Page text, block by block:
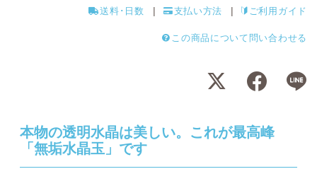
送料･日数 支払い方法 ご利用ガイド
この商品について問い合わせる
本物の透明水晶は美しい。これが最高峰
「無垢水晶玉」です